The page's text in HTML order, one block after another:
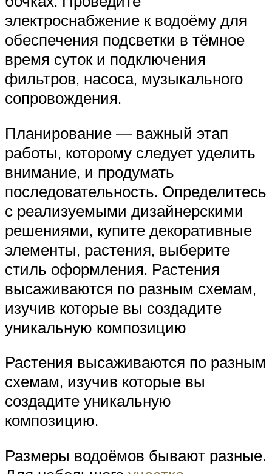
электроснабжение к водоёму для
обеспечения подсветки в тёмное
время суток и подключения
фильтров, насоса, музыкального
сопровождения.
Планирование — важный этап
работы, которому следует уделить
внимание, и продумать
последовательность. Определитесь
с реализуемыми дизайнерскими
решениями, купите декоративные
элементы, растения, выберите
стиль оформления. Растения
высаживаются по разным схемам,
изучив которые вы создадите
уникальную композицию
Растения высаживаются по разным
схемам, изучив которые вы
создадите уникальную
композицию.
Размеры водоёмов бывают разные.